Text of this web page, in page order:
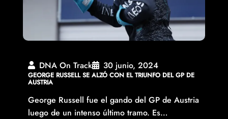
DNA On Track 30 junio, 2024
GEORGE RUSSELL SE ALZÓ CON EL TRIUNFO DEL GP DE
AUSTRIA
George Russell fue el gando del GP de Austria
luego de un intenso último tramo. Es…